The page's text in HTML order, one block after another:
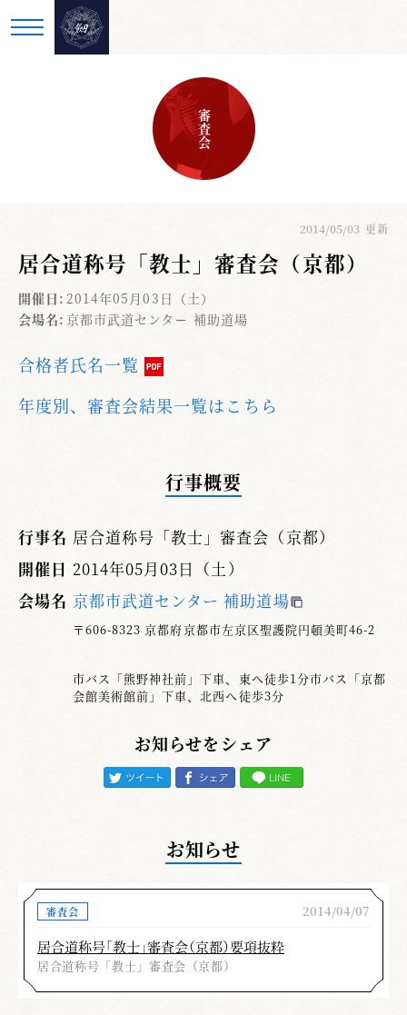
審査会
2014/05/03 更新
居合道称号「教士」審査会（京都）
開催日: 2014年05月03日（土）
会場名: 京都市武道センター 補助道場
合格者氏名一覧
年度別、審査会結果一覧はこちら
行事概要
行事名 居合道称号「教士」審査会（京都）
開催日 2014年05月03日（土）
会場名 京都市武道センター 補助道場
〒606-8323 京都府京都市左京区聖護院円頓美町46-2
市バス「熊野神社前」下車、東へ徒歩1分市バス「京都
会館美術館前」下車、北西へ徒歩3分
お知らせをシェア
お知らせ
審査会 2014/04/07
居合道称号「教士」審査会（京都）要項抜粋
居合道称号「教士」審査会（京都）